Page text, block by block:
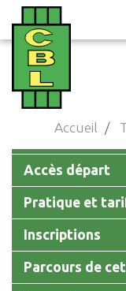
Aller
au
contenu
principal
Accueil
Main
navigation
Accès départ
Pratique et
Inscriptions
Parcours de